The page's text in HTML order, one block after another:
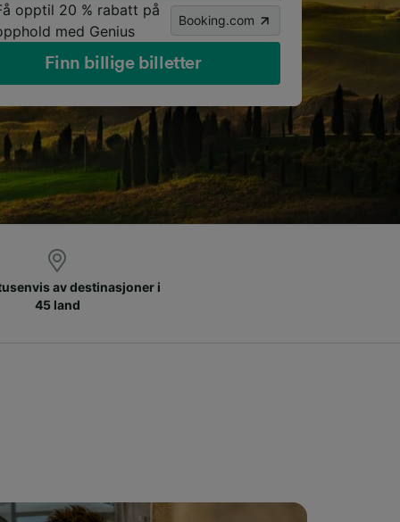
opptil 20 % rabatt på
med Genius
Booking.com
Finn billige billetter
av destinasjoner i
45 land